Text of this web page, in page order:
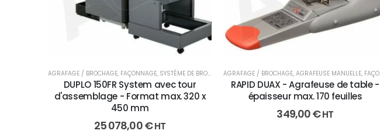
AGRAFAGE / BROCHAGE, FAÇONNAGE, SYSTÈME DE BROCHAGE
DUPLO 150FR System avec tour
d'assemblage - Format max. 320 x
450 mm
25 078,00€HT
AGRAFAGE / BROCHAGE, AGRAFEUSE MANUELLE, FAÇONNAGE
RAPID DUAX - Agrafeuse de table -
épaisseur max. 170 feuilles
349,00€HT